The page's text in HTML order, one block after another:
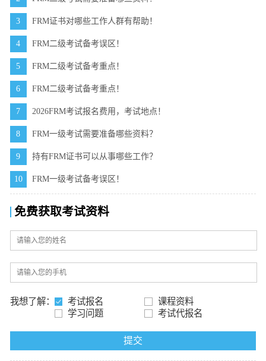
3 FRM证书对哪些工作人群有帮助！
4 FRM二级考试备考误区！
5 FRM二级考试备考重点！
6 FRM二级考试备考重点！
7 2026FRM考试报名费用，考试地点！
8 FRM一级考试需要准备哪些资料？
9 持有FRM证书可以从事哪些工作？
10 FRM一级考试备考误区！
免费获取考试资料
我想了解： 考试报名
课程资料
学习问题
考试代报名
提交